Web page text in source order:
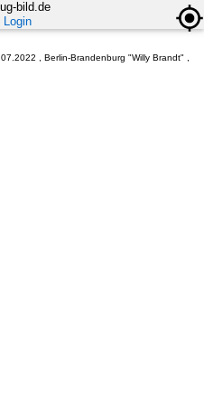
bild.de
Login
, Berlin-Brandenburg "Willy Brandt" ,